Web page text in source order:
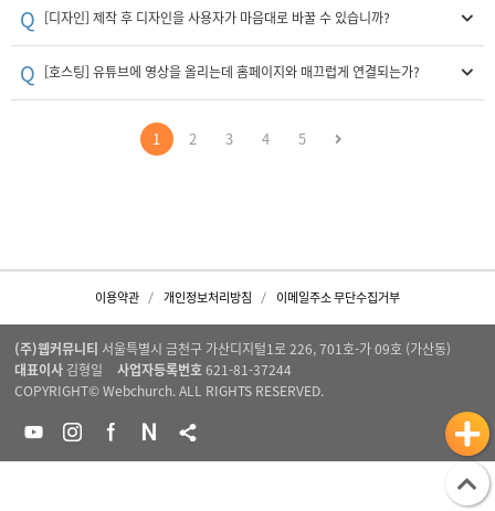
Q [디자인] 제작 후 디자인을 사용자가 마음대로 바꿀 수 있습니까?
Q [호스팅] 유튜브에 영상을 올리는데 홈페이지와 매끄럽게 연결되는가?
1 2 3 4 5
이용약관 개인정보처리방침 이메일주소 무단수집거부
(주)웹커뮤니티 서울특별시 금천구 가산디지털1로 226, 701호-가 09호 (가산동)
대표이사 김형일 사업자등록번호621-81-37244
COPYRIGHT© Webchurch. ALL RIGHTS RESERVED.